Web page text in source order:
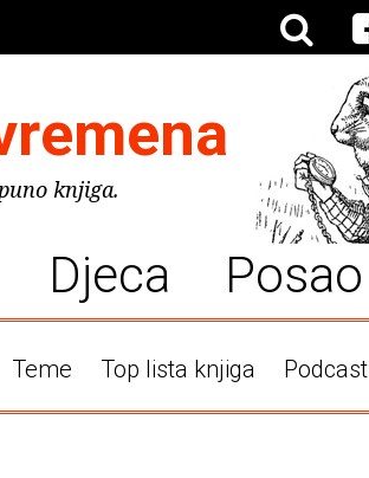
knjiga.
Djeca Posao
Teme Top lista knjiga Podcast